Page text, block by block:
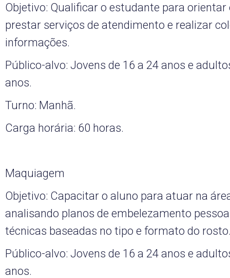
Objetivo: Qualificar o estudante para orientar
prestar serviços de atendimento e realizar
informações.
Público-alvo: Jovens de 16 a 24 anos e
anos.
Turno: Manhã.
Carga horária: 60 horas.
Maquiagem
Objetivo: Capacitar o aluno para atuar na
analisando planos de embelezamento
técnicas baseadas no tipo e formato do
Público-alvo: Jovens de 16 a 24 anos e
anos.